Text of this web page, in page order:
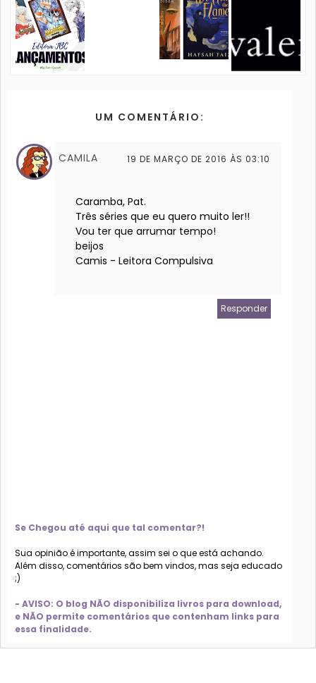
UM COMENTÁRIO:
CAMILA 19 DE MARÇO DE 2016 ÀS 03:10
Caramba, Pat.
Três séries que eu quero muito ler!!
Vou ter que arrumar tempo!
beijos
Camis - Leitora Compulsiva
Responder
Se Chegou até aqui que tal comentar?!
Sua opinião é importante, assim sei o que está achando.
Além disso, comentários são bem vindos, mas seja educado
;)
- AVISO: O blog NÃO disponibiliza livros para download,
e NÃO permite comentários que contenham links para
essa finalidade.